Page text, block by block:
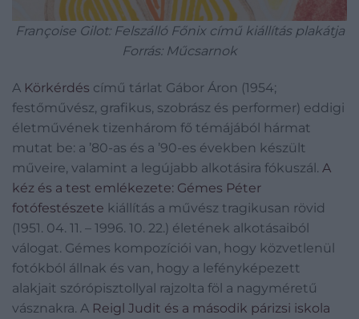
Françoise Gilot: Felszálló Főnix című kiállítás plakátja
Forrás: Műcsarnok
A Körkérdés című tárlat Gábor Áron (1954;
festőművész, grafikus, szobrász és performer) eddigi
életművének tizenhárom fő témájából hármat
mutat be: a ’80-as és a ’90-es években készült
műveire, valamint a legújabb alkotásira fókuszál. A
kéz és a test emlékezete: Gémes Péter
fotófestészete kiállítás a művész tragikusan rövid
(1951. 04. 11. – 1996. 10. 22.) életének alkotásaiból
válogat. Gémes kompozíciói van, hogy közvetlenül
fotókból állnak és van, hogy a lefényképezett
alakjait szórópisztollyal rajzolta föl a nagyméretű
vásznakra. A Reigl Judit és a második párizsi iskola